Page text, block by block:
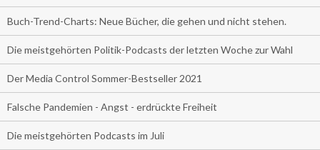
Buch-Trend-Charts: Neue Bücher, die gehen und nicht stehen.
Die meistgehörten Politik-Podcasts der letzten Woche zur Wahl
Der Media Control Sommer-Bestseller 2021
Falsche Pandemien - Angst - erdrückte Freiheit
Die meistgehörten Podcasts im Juli